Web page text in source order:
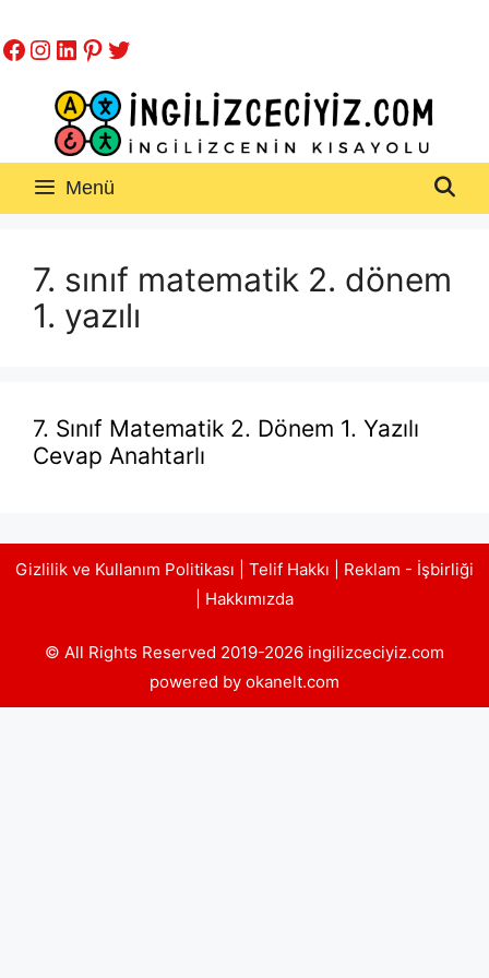
atla
Facebook
Instagram
LinkedIn
Pinterest
Twitter
Menü
7. sınıf matematik 2. dönem
1. yazılı
7. Sınıf Matematik 2. Dönem 1. Yazılı
Cevap Anahtarlı
Gizlilik ve Kullanım Politikası Telif Hakkı
Reklam - İşbirliği
Hakkımızda
© All Rights Reserved 2019-2026 ingilizceciyiz.com
powered by okanelt.com